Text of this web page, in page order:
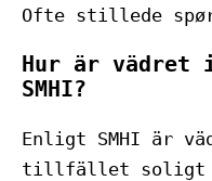
Ofte stillede
Hur är vädret
SMHI?
Enligt SMHI är
tillfället soligt